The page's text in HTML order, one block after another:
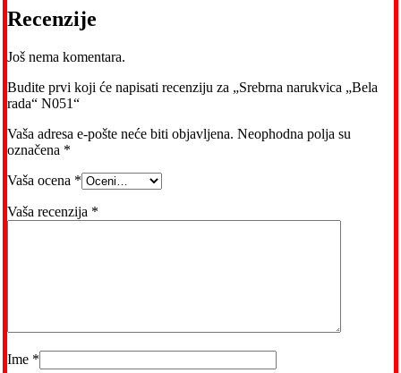
Recenzije
Još nema komentara.
Budite prvi koji će napisati recenziju za „Srebrna narukvica „Bela
rada“ N051“
Vaša adresa e-pošte neće biti objavljena. Neophodna polja su
označena *
Vaša ocena *
Vaša recenzija *
Ime *